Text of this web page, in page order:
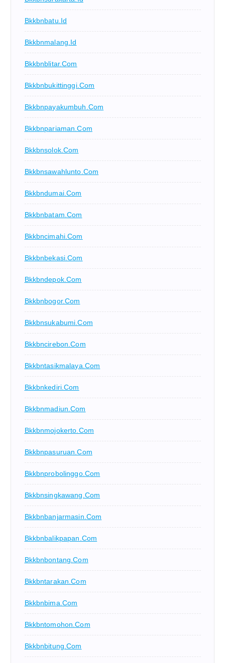
Bkkbnbatu.id
Bkkbnmalang.id
Bkkbnblitar.com
Bkkbnbukittinggi.com
Bkkbnpayakumbuh.com
Bkkbnpariaman.com
Bkkbnsolok.com
Bkkbnsawahlunto.com
Bkkbndumai.com
Bkkbnbatam.com
Bkkbncimahi.com
Bkkbnbekasi.com
Bkkbndepok.com
Bkkbnbogor.com
Bkkbnsukabumi.com
Bkkbncirebon.com
Bkkbntasikmalaya.com
Bkkbnkediri.com
Bkkbnmadiun.com
Bkkbnmojokerto.com
Bkkbnpasuruan.com
Bkkbnprobolinggo.com
Bkkbnsingkawang.com
Bkkbnbanjarmasin.com
Bkkbnbalikpapan.com
Bkkbnbontang.com
Bkkbntarakan.com
Bkkbnbima.com
Bkkbntomohon.com
Bkkbnbitung.com